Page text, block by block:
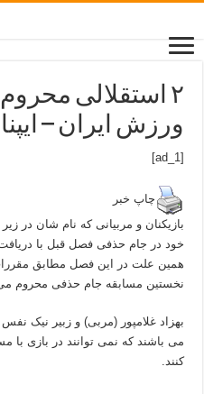
۲ استقلالی
ورزش ایران – ایپنا
[ad_1]
چاپ خبر
بازیکنان و مربیانی که نام شان در
خود در جام حذفی فصل قبل با
همین علت در این فصل مطابق
نخستین مسابقه جام حذفی محروم
می باشند که نمی توانند در بازی
کنند.